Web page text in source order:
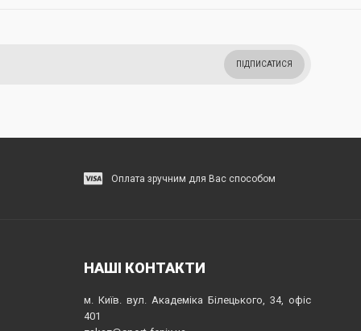
ПІДПИСАТИСЯ
Оплата зручним для Вас способом
НАШІ КОНТАКТИ
м. Київ. вул. Академіка Білецького, 34, офіс
401